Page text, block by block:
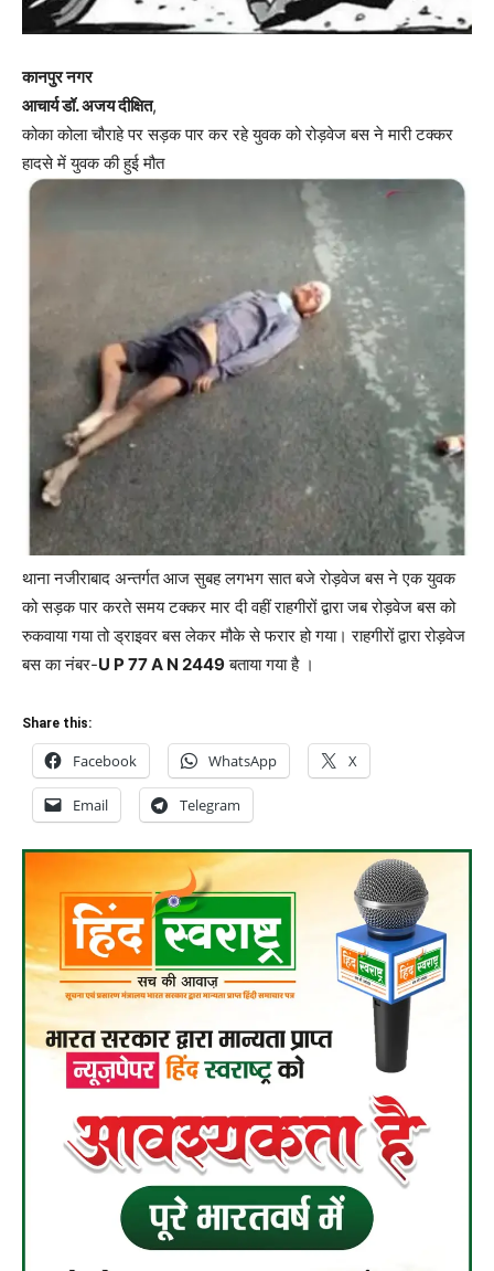
कानपुर नगर
आचार्य डॉ. अजय दीक्षित,
कोका कोला चौराहे पर सड़क पार कर रहे युवक को रोड़वेज बस ने मारी टक्कर
हादसे में युवक की हुई मौत
थाना नजीराबाद अन्तर्गत आज सुबह लगभग सात बजे रोड़वेज बस ने एक युवक
को सड़क पार करते समय टक्कर मार दी वहीं राहगीरों द्वारा जब रोड़वेज बस को
रुकवाया गया तो ड्राइवर बस लेकर मौके से फरार हो गया। राहगीरों द्वारा रोड़वेज
बस का नंबर-U P 77 A N 2449बताया गया है ।
Share this:
Facebook WhatsApp X
Email Telegram